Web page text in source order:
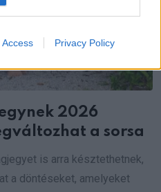
Access Privacy Policy
2026
a sorsa
is arra késztethetnek,
a döntéseket, amelyeket